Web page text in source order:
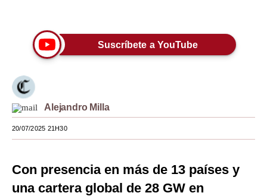
Mundo
México
España
Club del Suscriptor
Suscríbete a YouTube
Alejandro Milla
20/07/2025 21H30
Con presencia en más de 13 países y
una cartera global de 28 GW en